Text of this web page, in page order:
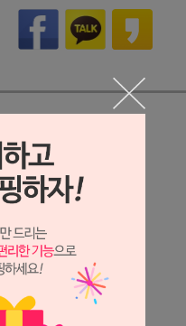
열기
해 보실 수 있습니다.
요 ※
이 달라질 수 있으니
니다.